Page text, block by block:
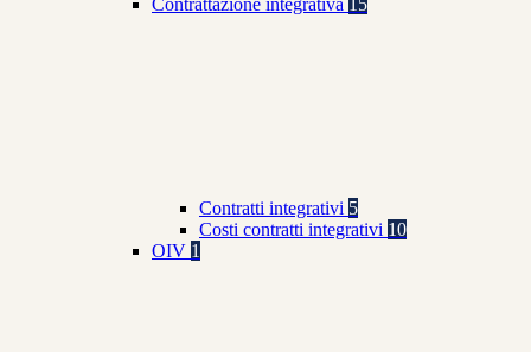
Contrattazione integrativa 15
Contratti integrativi 5
Costi contratti integrativi 10
OIV 1